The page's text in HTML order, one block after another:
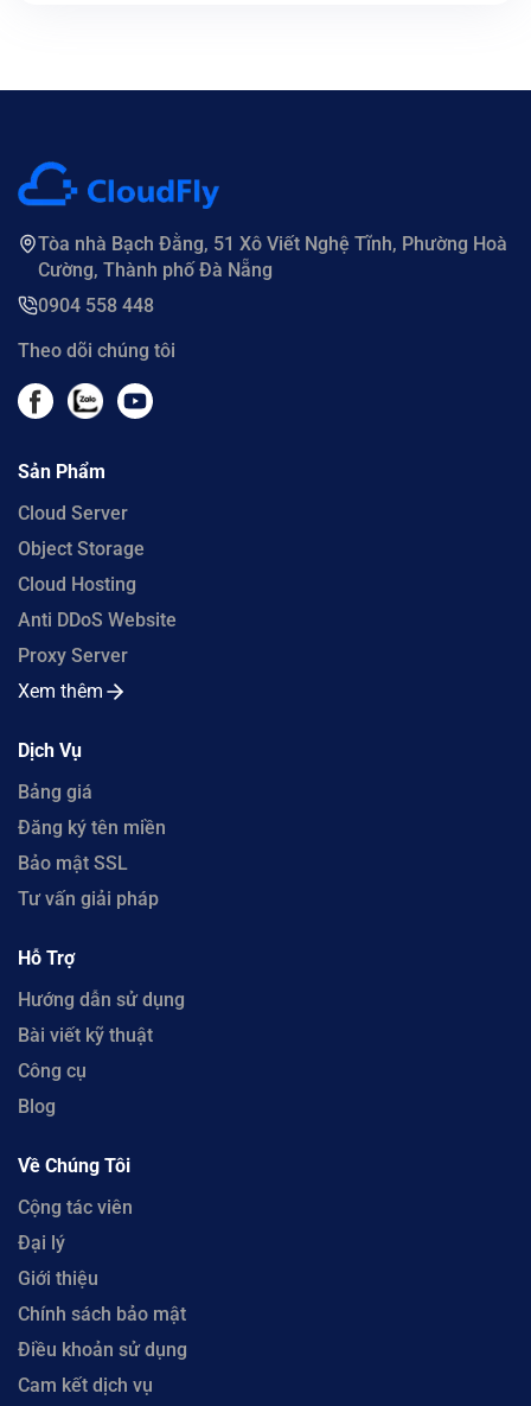
Tòa nhà Bạch Đằng, 51 Xô Viết Nghệ Tĩnh, Phường Hoà
Cường, Thành phố Đà Nẵng
0904 558 448
Theo dõi chúng tôi
Sản Phẩm
Cloud Server
Object Storage
Cloud Hosting
Anti DDoS Website
Proxy Server
Xem thêm
Dịch Vụ
Bảng giá
Đăng ký tên miền
Bảo mật SSL
Tư vấn giải pháp
Hỗ Trợ
Hướng dẫn sử dụng
Bài viết kỹ thuật
Công cụ
Blog
Về Chúng Tôi
Cộng tác viên
Đại lý
Giới thiệu
Chính sách bảo mật
Điều khoản sử dụng
Cam kết dịch vụ